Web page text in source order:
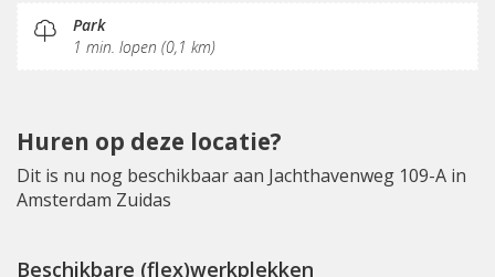
Park
1 min. lopen (0,1 km)
Huren op deze locatie?
Dit is nu nog beschikbaar aan Jachthavenweg 109-A in
Amsterdam Zuidas
Beschikbare (flex)werkplekken